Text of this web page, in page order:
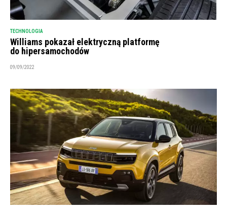
TECHNOLOGIA
Williams pokazał elektryczną platformę
do hipersamochodów
09/09/2022